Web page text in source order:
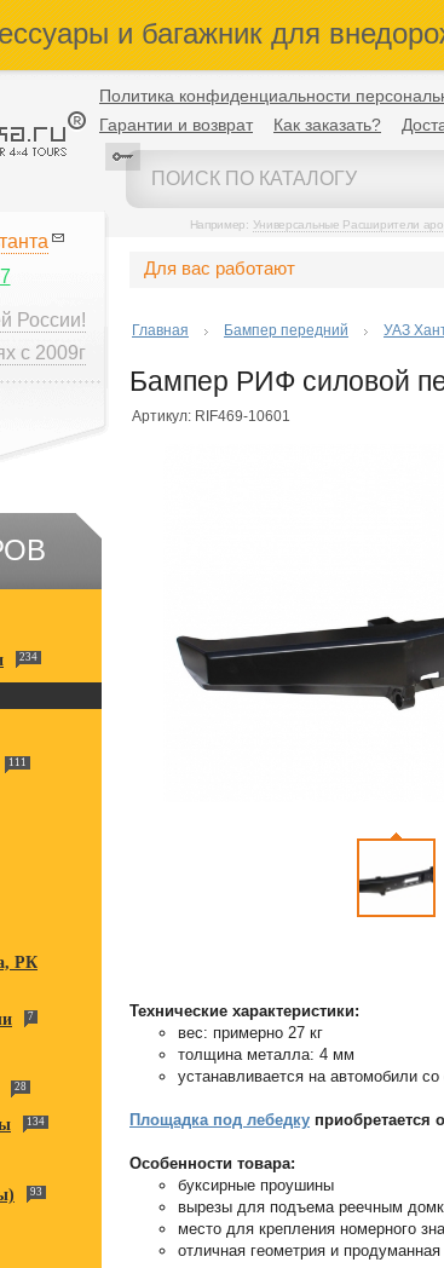
и багажник для
Политика конфиденциальности
Гарантии и возврат
Как заказать?
Например: Универсальные Расширители
России!
с 2009г
234
111
РК
7
28
134
93
Для вас работают
Главная Бампер передний УАЗ
Бампер РИФ силовой
Артикул: RIF469-10601
Технические характеристики:
вес: примерно 27 кг
толщина металла: 4 мм
устанавливается на автомобили
Площадка под лебедку приобретается
Особенности товара:
буксирные проушины
вырезы для подъема реечным
место для крепления номерного
отличная геометрия и продуманная